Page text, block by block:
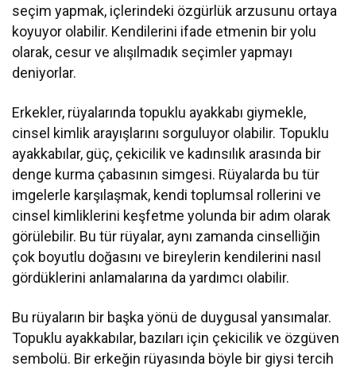
seçim yapmak, içlerindeki özgürlük arzusunu ortaya
koyuyor olabilir. Kendilerini ifade etmenin bir yolu
olarak, cesur ve alışılmadık seçimler yapmayı
deniyorlar.
Erkekler, rüyalarında topuklu ayakkabı giymekle,
cinsel kimlik arayışlarını sorguluyor olabilir. Topuklu
ayakkabılar, güç, çekicilik ve kadınsılık arasında bir
denge kurma çabasının simgesi. Rüyalarda bu tür
imgelerle karşılaşmak, kendi toplumsal rollerini ve
cinsel kimliklerini keşfetme yolunda bir adım olarak
görülebilir. Bu tür rüyalar, aynı zamanda cinselliğin
çok boyutlu doğasını ve bireylerin kendilerini nasıl
gördüklerini anlamalarına da yardımcı olabilir.
Bu rüyaların bir başka yönü de duygusal yansımalar.
Topuklu ayakkabılar, bazıları için çekicilik ve özgüven
sembolü. Bir erkeğin rüyasında böyle bir giysi tercih